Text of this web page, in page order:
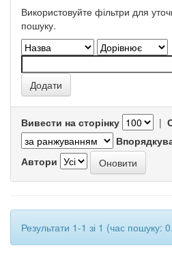
Використовуйте фільтри для
пошуку.
Вивести на сторінку |
Автори
Результати 1-1 зі 1 (час пошуку: